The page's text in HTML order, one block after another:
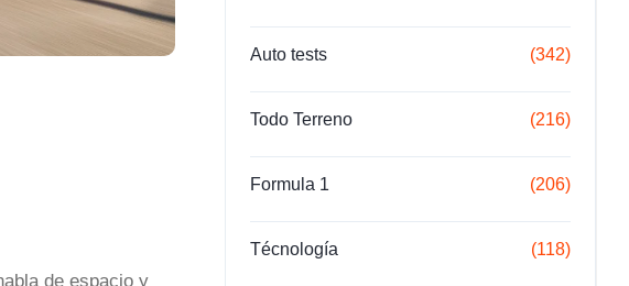
de espacio y
Auto tests (342)
Todo Terreno (216)
Formula 1 (206)
Técnología (118)